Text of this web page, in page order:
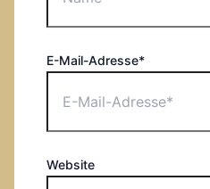
E-Mail-Adresse*
Website